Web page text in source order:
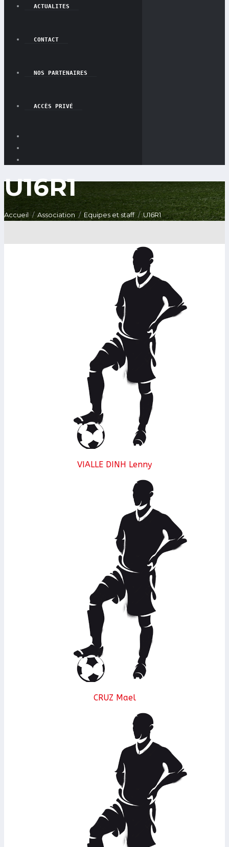
ACTUALITES
CONTACT
NOS PARTENAIRES
ACCÈS PRIVÉ
U16R1
Accueil Association Equipes et staff U16R1
VIALLE DINH Lenny
CRUZ Mael